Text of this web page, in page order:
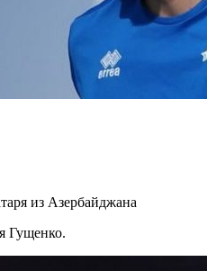
из Азербайджана
Гущенко.